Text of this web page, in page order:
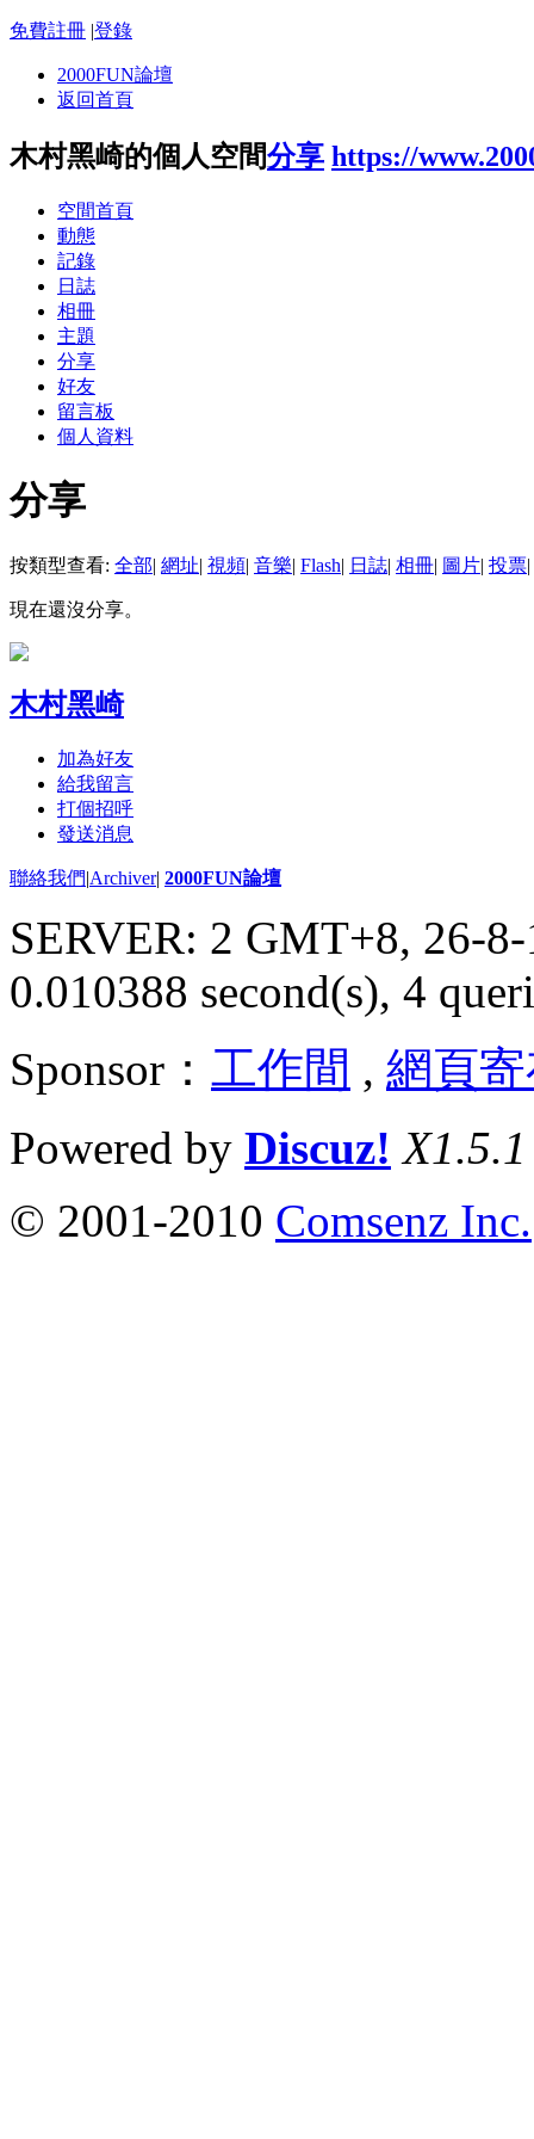
免費註冊 |登錄
2000FUN論壇
返回首頁
木村黑崎的個人空間分享 https://
空間首頁
動態
記錄
日誌
相冊
主題
分享
好友
留言板
個人資料
分享
按類型查看: 全部| 網址| 視頻| 音樂| Flash| 日誌| 相冊| 圖片| 投票|
現在還沒分享。
木村黑崎
加為好友
給我留言
打個招呼
發送消息
聯絡我們|Archiver| 2000FUN論壇
SERVER: 2 GMT+8, 26-
0.010388 second(s), 4
Sponsor： 工作間 , 網頁
Powered by Discuz! X1.5.1
© 2001-2010 Comsenz Inc.